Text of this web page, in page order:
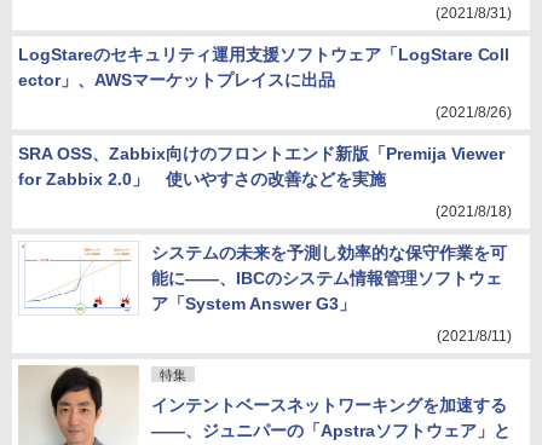
(2021/8/31)
LogStareのセキュリティ運用支援ソフトウェア「LogStare Coll
ector」、AWSマーケットプレイスに出品
(2021/8/26)
SRA OSS、Zabbix向けのフロントエンド新版「Premija Viewer
for Zabbix 2.0」 使いやすさの改善などを実施
(2021/8/18)
システムの未来を予測し効率的な保守作業を可
能に――、IBCのシステム情報管理ソフトウェ
ア「System Answer G3」
(2021/8/11)
特集
インテントベースネットワーキングを加速する
――、ジュニパーの「Apstraソフトウェア」と